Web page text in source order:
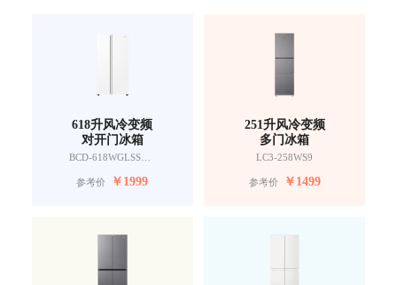
618升风冷变频
对开门冰箱
BCD-618WGLSSEDW9
参考价 ￥1999
251升风冷变频
多门冰箱
LC3-258WS9
参考价 ￥1499